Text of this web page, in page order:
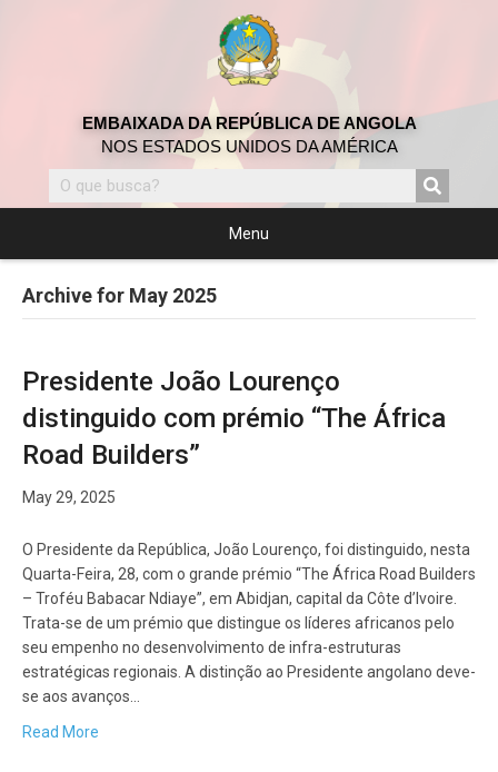
EMBAIXADA DA REPÚBLICA DE ANGOLA
NOS ESTADOS UNIDOS DA AMÉRICA
Menu
Archive for May 2025
Presidente João Lourenço
distinguido com prémio “The África
Road Builders”
May 29, 2025
O Presidente da República, João Lourenço, foi distinguido, nesta
Quarta-Feira, 28, com o grande prémio “The África Road Builders
– Troféu Babacar Ndiaye”, em Abidjan, capital da Côte d’Ivoire.
Trata-se de um prémio que distingue os líderes africanos pelo
seu empenho no desenvolvimento de infra-estruturas
estratégicas regionais. A distinção ao Presidente angolano deve-
se aos avanços…
Read More